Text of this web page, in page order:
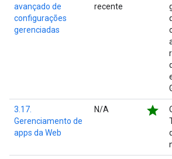
avançado de
configurações
gerenciadas
recente
3.17.
Gerenciamento de
apps da Web
N/A star